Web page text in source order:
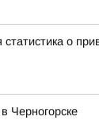
о
Черногорске